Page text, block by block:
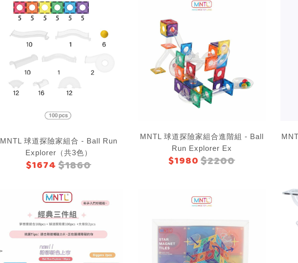
MNTL 球道探險家組合 - Ball Run
Explorer（共3色）
$1674$1860
MNTL 球道探險家組合進階組 - Ball
Run Explorer Ex
$1980$2200